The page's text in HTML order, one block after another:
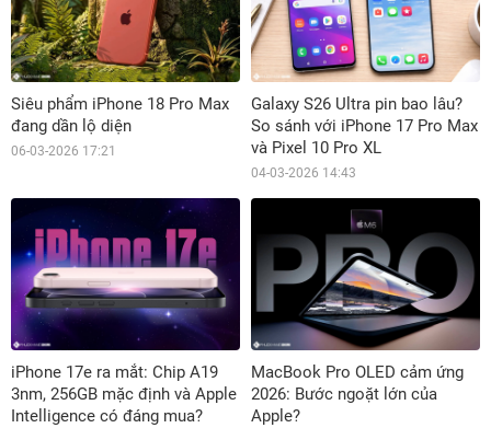
Siêu phẩm iPhone 18 Pro Max
đang dần lộ diện
06-03-2026 17:21
Galaxy S26 Ultra pin bao lâu?
So sánh với iPhone 17 Pro Max
và Pixel 10 Pro XL
04-03-2026 14:43
iPhone 17e ra mắt: Chip A19
3nm, 256GB mặc định và Apple
Intelligence có đáng mua?
MacBook Pro OLED cảm ứng
2026: Bước ngoặt lớn của
Apple?